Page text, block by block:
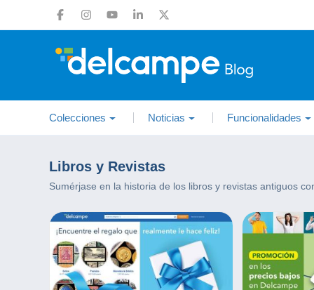
Colecciones Noticias Funcionalidades
Libros y Revistas
Sumérjase en la historia de los libros y revistas antiguos